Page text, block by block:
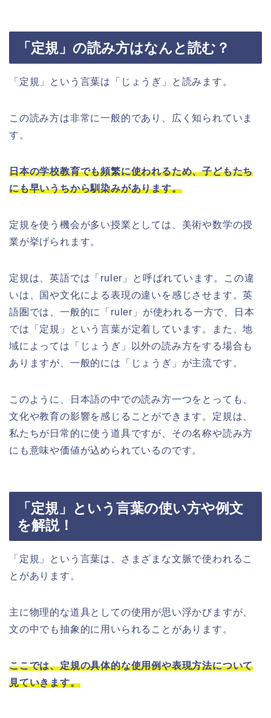
「定規」の読み方はなんと読む？
「定規」という言葉は「じょうぎ」と読みます。
この読み方は非常に一般的であり、広く知られていま
す。
日本の学校教育でも頻繁に使われるため、子どもたち
にも早いうちから馴染みがあります。
定規を使う機会が多い授業としては、美術や数学の授
業が挙げられます。
定規は、英語では「ruler」と呼ばれています。この違
いは、国や文化による表現の違いを感じさせます。英
語圏では、一般的に「ruler」が使われる一方で、日本
では「定規」という言葉が定着しています。また、地
域によっては「じょうぎ」以外の読み方をする場合も
ありますが、一般的には「じょうぎ」が主流です。
このように、日本語の中での読み方一つをとっても、
文化や教育の影響を感じることができます。定規は、
私たちが日常的に使う道具ですが、その名称や読み方
にも意味や価値が込められているのです。
「定規」という言葉の使い方や例文
を解説！
「定規」という言葉は、さまざまな文脈で使われるこ
とがあります。
主に物理的な道具としての使用が思い浮かびますが、
文の中でも抽象的に用いられることがあります。
ここでは、定規の具体的な使用例や表現方法について
見ていきます。